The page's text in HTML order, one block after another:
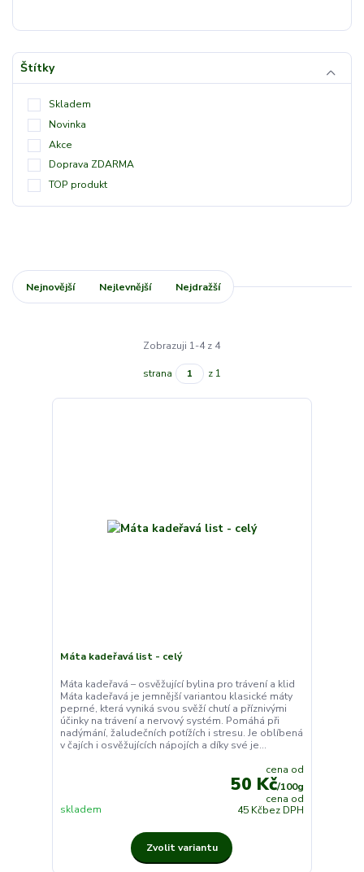
Štítky
Skladem
Novinka
Akce
Doprava ZDARMA
TOP produkt
Nejnovější Nejlevnější Nejdražší
Zobrazuji 1-4 z 4
strana z 1
Máta kadeřavá list - celý
Máta kadeřavá – osvěžující bylina pro trávení a klid
Máta kadeřavá je jemnější variantou klasické máty
peprné, která vyniká svou svěží chutí a příznivými
účinky na trávení a nervový systém. Pomáhá při
nadýmání, žaludečních potížích i stresu. Je oblíbená
v čajích i osvěžujících nápojích a díky své je...
cena od
50 Kč/100g
cena od
45 Kčbez DPH
skladem
Zvolit variantu